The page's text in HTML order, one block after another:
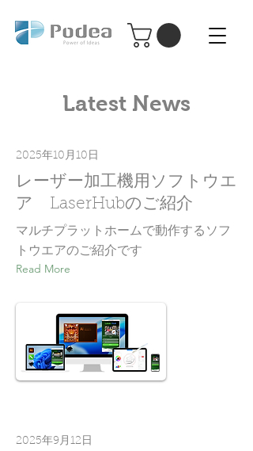
Podea パーソナル レーザー加工機
Podea
Latest News
2025年10月10日
レーザー加工機用ソフトウエ
ア LaserHubのご紹介
マルチプラットホームで動作するソフ
トウエアのご紹介です
Read More
2025年9月12日